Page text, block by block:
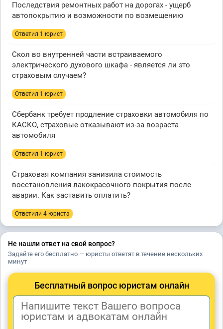
Последствия ремонтных работ на дорогах - ущерб
автопокрытию и возможности по возмещению
Ответил 1 юрист
Скол во внутренней части встраиваемого
электрического духового шкафа - является ли это
страховым случаем?
Ответил 1 юрист
Сбербанк требует продление страховки автомобиля по
КАСКО, страховые отказывают из-за возраста
автомобиля
Ответил 1 юрист
Страховая компания занизила стоимость
восстановления лакокрасочного покрытия после
аварии. Как заставить оплатить?
Ответили 4 юристa
Не нашли ответ на свой вопрос?
Задайте его бесплатно — юристы ответят в течение нескольких
минут
Бесплатный вопрос юристам онлайн